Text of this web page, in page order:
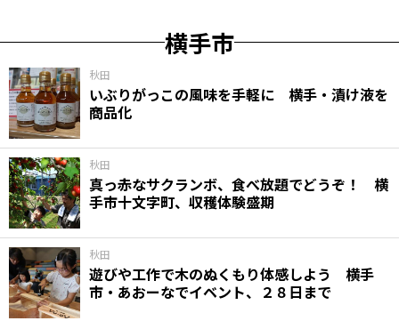
横手市
秋田
いぶりがっこの風味を手軽に 横手・漬け液を
商品化
秋田
真っ赤なサクランボ、食べ放題でどうぞ！ 横
手市十文字町、収穫体験盛期
秋田
遊びや工作で木のぬくもり体感しよう 横手
市・あおーなでイベント、２８日まで